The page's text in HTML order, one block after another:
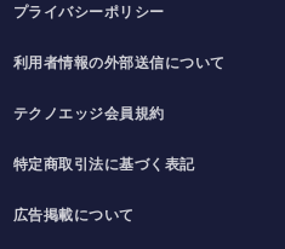
プライバシーポリシー
利用者情報の外部送信について
テクノエッジ会員規約
特定商取引法に基づく表記
広告掲載について